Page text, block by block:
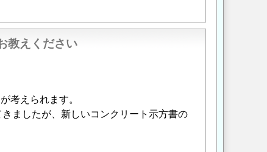
教えください
考えられます。
ましたが、新しいコンクリート示方書の